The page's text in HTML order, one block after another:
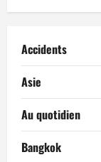
Accidents
Asie
Au quotidien
Bangkok